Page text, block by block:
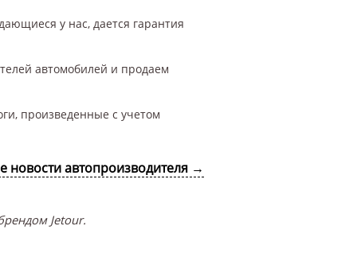
у нас, дается гарантия
автомобилей и продаем
произведенные с учетом
новости автопроизводителя →
Jetour.